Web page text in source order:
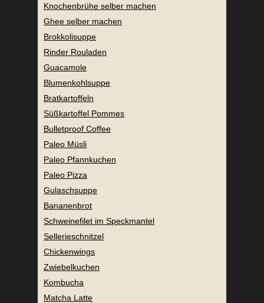
Knochenbrühe selber machen
Ghee selber machen
Brokkolisuppe
Rinder Rouladen
Guacamole
Blumenkohlsuppe
Bratkartoffeln
Süßkartoffel Pommes
Bulletproof Coffee
Paleo Müsli
Paleo Pfannkuchen
Paleo Pizza
Gulaschsuppe
Bananenbrot
Schweinefilet im Speckmantel
Sellerieschnitzel
Chickenwings
Zwiebelkuchen
Kombucha
Matcha Latte